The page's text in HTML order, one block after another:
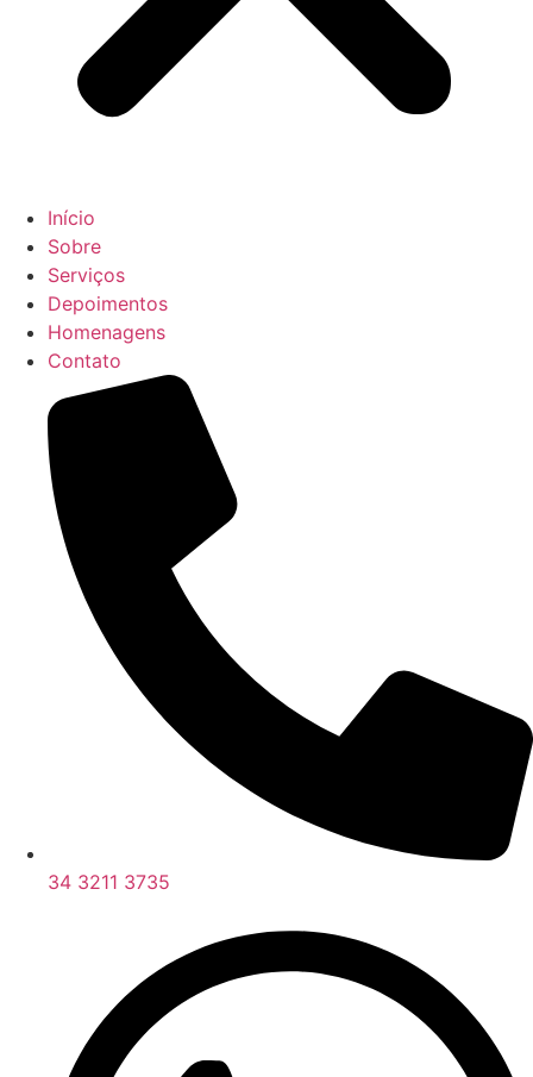
Início
Sobre
Serviços
Depoimentos
Homenagens
Contato
34 3211 3735